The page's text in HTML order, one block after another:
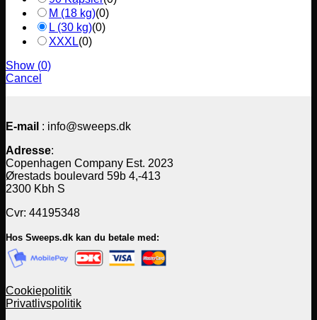
M (18 kg)(0)
L (30 kg)(0)
XXXL(0)
Show (0)
Cancel
E-mail : info@sweeps.dk
Adresse:
Copenhagen Company Est. 2023
Ørestads boulevard 59b 4,-413
2300 Kbh S
Cvr: 44195348
Hos Sweeps.dk kan du betale med:
Cookiepolitik
Privatlivspolitik